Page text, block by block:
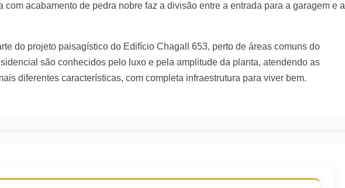
acabamento de pedra nobre faz a divisão entre a entrada para a garagem e a
do projeto paisagístico do Edifício Chagall 653, perto de áreas comuns do
são conhecidos pelo luxo e pela amplitude da planta, atendendo as
diferentes características, com completa infraestrutura para viver bem.